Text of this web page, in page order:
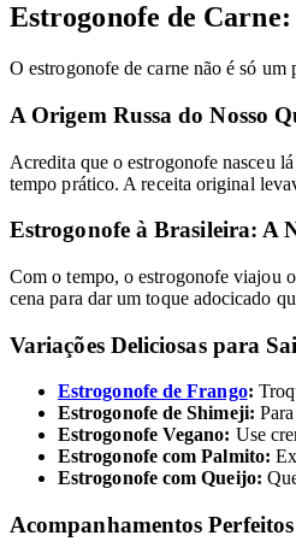
Estrogonofe de
O estrogonofe de carne não é só
A Origem Russa do Nosso
Acredita que o estrogonofe nasceu
tempo prático. A receita original
Estrogonofe à Brasileira: A
Com o tempo, o estrogonofe viajou
cena para dar um toque adocicado
Variações Deliciosas para
Estrogonofe de Frango:
Estrogonofe de Shimeji:
Estrogonofe Vegano: Use
Estrogonofe com Palmito:
Estrogonofe com Queijo:
Acompanhamentos